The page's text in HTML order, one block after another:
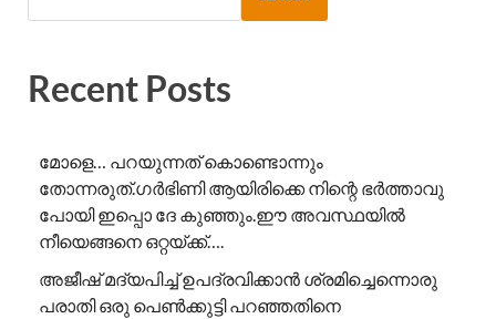
Recent Posts
മോളെ… പറയുന്നത് കൊണ്ടൊന്നും
തോന്നരുത്.ഗർഭിണി ആയിരിക്കെ നിന്റെ ഭർത്താവു
പോയി ഇപ്പൊ ദേ കുഞ്ഞും.ഈ അവസ്ഥയിൽ
നീയെങ്ങനെ ഒറ്റയ്ക്ക്….
അജീഷ് മദ്യപിച്ച് ഉപദ്രവിക്കാൻ ശ്രമിച്ചെന്നൊരു
പരാതി ഒരു പെൺക്കുട്ടി പറഞ്ഞതിനെ